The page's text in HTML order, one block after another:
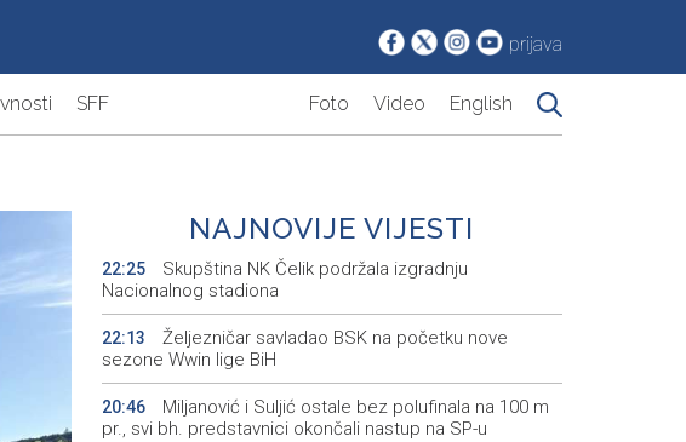
prijava
SFF Foto Video English
NAJNOVIJE VIJESTI
22:25
Skupština NK Čelik podržala izgradnju
Nacionalnog stadiona
22:13
Željezničar savladao BSK na početku nove
sezone Wwin lige BiH
20:46
Miljanović i Suljić ostale bez polufinala na 100 m
pr., svi bh. predstavnici okončali nastup na SP-u